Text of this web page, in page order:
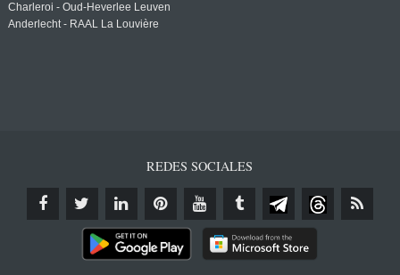
Charleroi - Oud-Heverlee Leuven
Anderlecht - RAAL La Louvière
REDES SOCIALES